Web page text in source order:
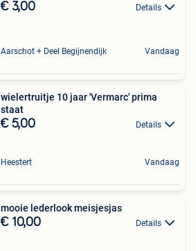
€ 3,00 Details
Aarschot + Deel Begijnendijk Vandaag
wielertruitje 10 jaar 'Vermarc' prima
staat
€ 5,00 Details
Heestert Vandaag
mooie lederlook meisjesjas
€ 10,00 Details